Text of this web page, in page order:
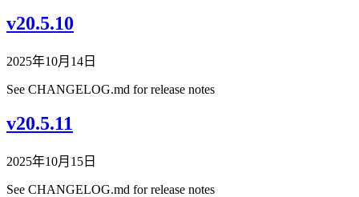
v20.5.10
2025年10月14日
See CHANGELOG.md for release notes
v20.5.11
2025年10月15日
See CHANGELOG.md for release notes